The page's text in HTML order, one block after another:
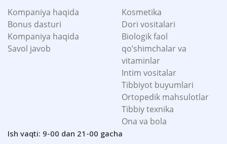
Kompaniya haqida
Bonus dasturi
Kompaniya haqida
Savol javob
Kosmetika
Dori vositalari
Biologik faol
qo’shimchalar va
vitaminlar
Intim vositalar
Tibbiyot buyumlari
Ortopedik mahsulotlar
Tibbiy texnika
Ona va bola
Ish vaqti: 9-00 dan 21-00 gacha